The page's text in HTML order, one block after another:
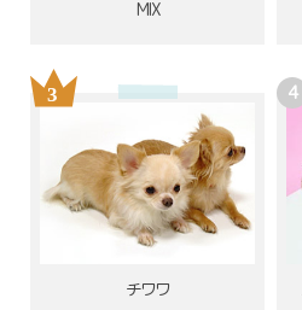
MIX
チワワ